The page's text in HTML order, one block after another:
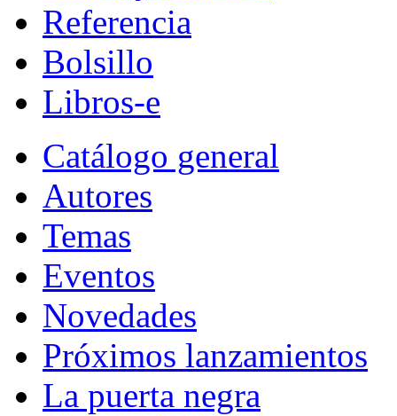
Referencia
Bolsillo
Libros-e
Catálogo general
Autores
Temas
Eventos
Novedades
Próximos lanzamientos
La puerta negra